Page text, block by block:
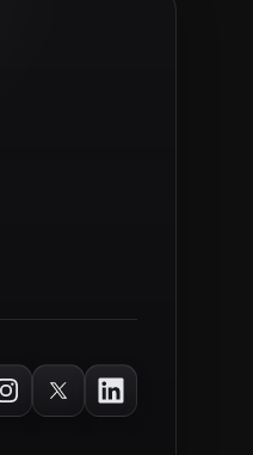
InstagramTwitterLinkedIn